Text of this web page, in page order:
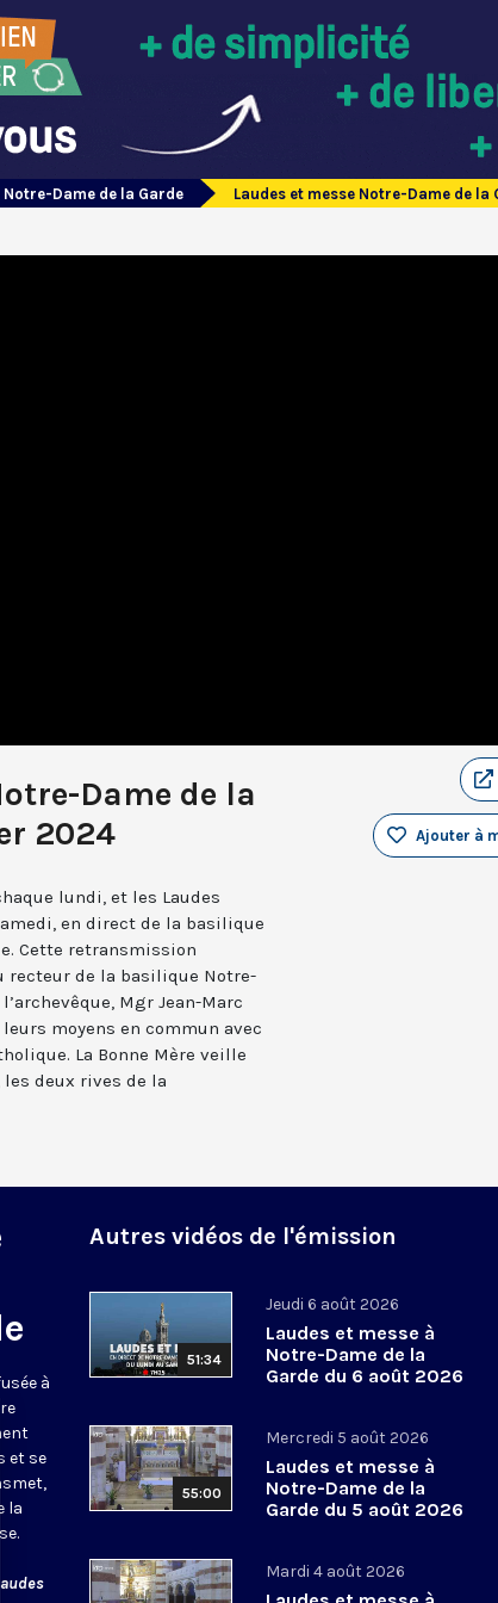
Dame de la Garde Laudes et messe Notre-Dame de
Dame de la
2024
Ajouter à
lundi, et les Laudes
en direct de la basilique
Cette retransmission
recteur de la basilique Notre-
Mgr Jean-Marc
moyens en commun avec
La Bonne Mère veille
deux rives de la
à
et se
la
Autres vidéos de l'émission
51:34
Jeudi 6 août 2026
Laudes et messe à
Notre-Dame de la
Garde du 6 août 2026
55:00
Mercredi 5 août 2026
Laudes et messe à
Notre-Dame de la
Garde du 5 août 2026
Mardi 4 août 2026